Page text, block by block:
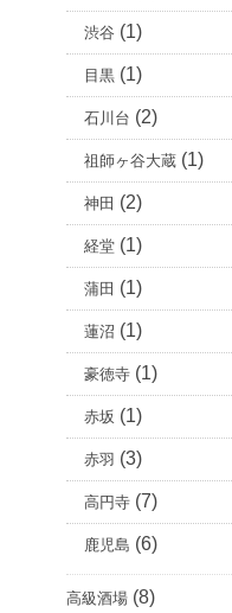
渋谷 (1)
目黒 (1)
石川台 (2)
祖師ヶ谷大蔵 (1)
神田 (2)
経堂 (1)
蒲田 (1)
蓮沼 (1)
豪徳寺 (1)
赤坂 (1)
赤羽 (3)
高円寺 (7)
鹿児島 (6)
高級酒場 (8)